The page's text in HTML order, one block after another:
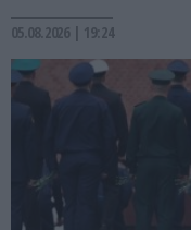
05.08.2026 | 19:24